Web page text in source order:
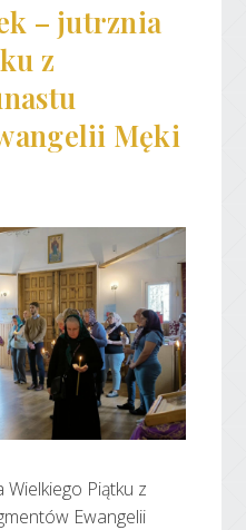
– jutrznia
z
Męki
Piątku z
Ewangelii